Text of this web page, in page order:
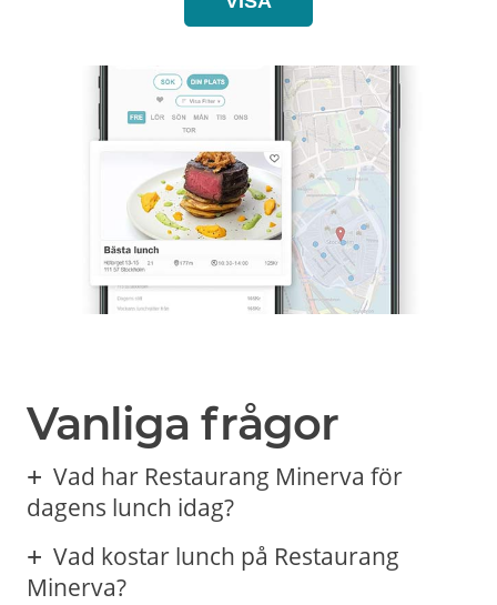
Vanliga frågor
Vad har Restaurang Minerva för
dagens lunch idag?
Vad kostar lunch på Restaurang
Minerva?